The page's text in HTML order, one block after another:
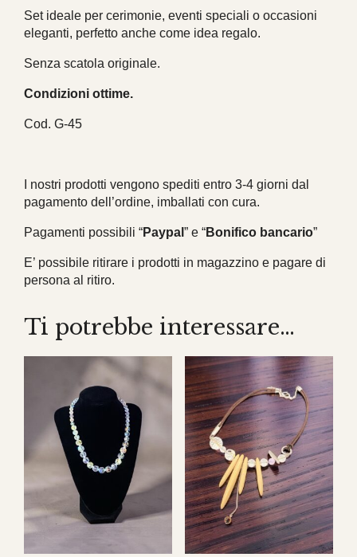
Set ideale per cerimonie, eventi speciali o occasioni
eleganti, perfetto anche come idea regalo.
Senza scatola originale.
Condizioni ottime.
Cod. G-45
I nostri prodotti vengono spediti entro 3-4 giorni dal
pagamento dell’ordine, imballati con cura.
Pagamenti possibili “Paypal ” e “Bonifico bancario”
E’ possibile ritirare i prodotti in magazzino e pagare di
persona al ritiro.
Ti potrebbe interessare…